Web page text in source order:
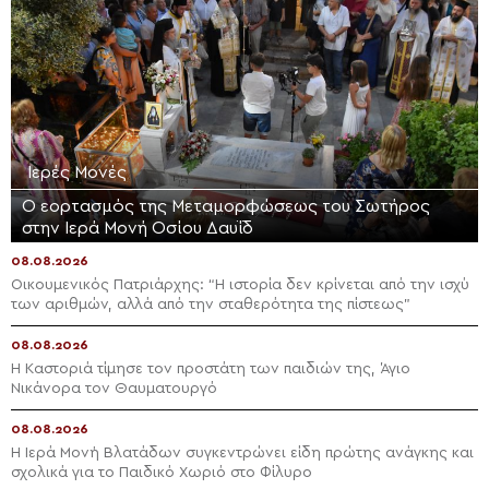
Ιερές Μονές
Ο εορτασμός της Μεταμορφώσεως του Σωτήρος
στην Ιερά Μονή Οσίου Δαυΐδ
08.08.2026
Οικουμενικός Πατριάρχης: “Η ιστορία δεν κρίνεται από την ισχύ
των αριθμών, αλλά από την σταθερότητα της πίστεως”
08.08.2026
Η Καστοριά τίμησε τον προστάτη των παιδιών της, Άγιο
Νικάνορα τον Θαυματουργό
08.08.2026
Η Ιερά Μονή Βλατάδων συγκεντρώνει είδη πρώτης ανάγκης και
σχολικά για το Παιδικό Χωριό στο Φίλυρο